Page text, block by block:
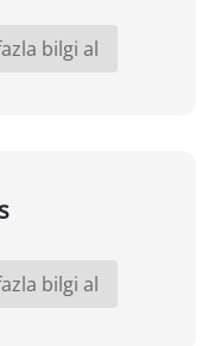
bilgi al
bilgi al